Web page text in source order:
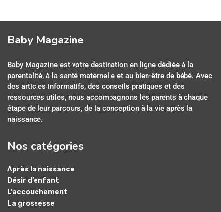
Baby Magazine
Baby Magazine est votre destination en ligne dédiée à la
parentalité, à la santé maternelle et au bien-être de bébé. Avec
des articles informatifs, des conseils pratiques et des
ressources utiles, nous accompagnons les parents à chaque
étape de leur parcours, de la conception à la vie après la
naissance.
Nos catégories
Après la naissance
Désir d’enfant
L’accouchement
La grossesse